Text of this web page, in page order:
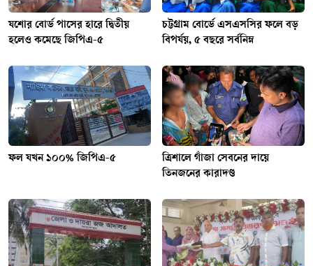
যশোর বোর্ড পাসের হারে দ্বিতীয়
হলেও কমেছে জিপিএ-৫
চট্টগ্রাম বোর্ডে এসএসসির ফলে বড়
বিপর্যয়, ৫ বছরে সর্বনিম্ন
ফল যখন ১০০% জিপিএ-৫
ত্রিশালে গাঁজা সেবনের দায়ে
তিনজনের কারাদণ্ড